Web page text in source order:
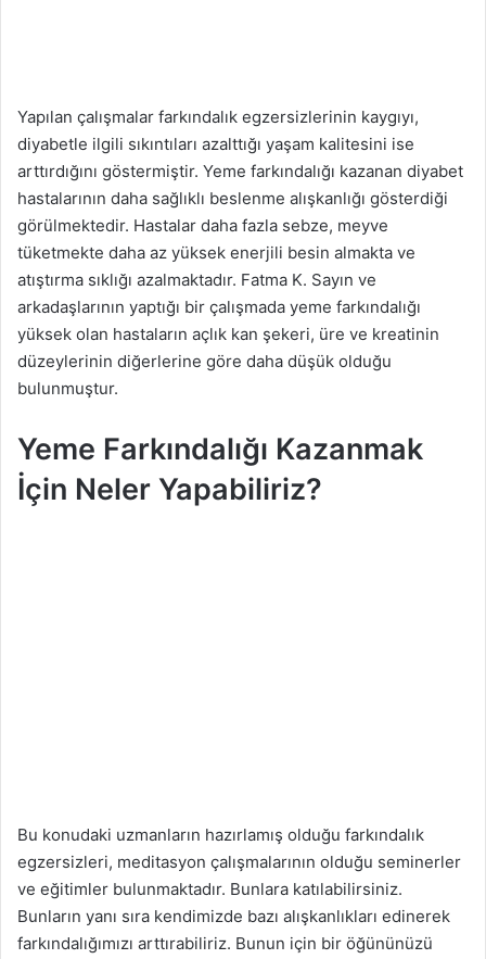
Yapılan çalışmalar farkındalık egzersizlerinin kaygıyı,
diyabetle ilgili sıkıntıları azalttığı yaşam kalitesini ise
arttırdığını göstermiştir. Yeme farkındalığı kazanan diyabet
hastalarının daha sağlıklı beslenme alışkanlığı gösterdiği
görülmektedir. Hastalar daha fazla sebze, meyve
tüketmekte daha az yüksek enerjili besin almakta ve
atıştırma sıklığı azalmaktadır. Fatma K. Sayın ve
arkadaşlarının yaptığı bir çalışmada yeme farkındalığı
yüksek olan hastaların açlık kan şekeri, üre ve kreatinin
düzeylerinin diğerlerine göre daha düşük olduğu
bulunmuştur.
Yeme Farkındalığı Kazanmak
İçin Neler Yapabiliriz?
Bu konudaki uzmanların hazırlamış olduğu farkındalık
egzersizleri, meditasyon çalışmalarının olduğu seminerler
ve eğitimler bulunmaktadır. Bunlara katılabilirsiniz.
Bunların yanı sıra kendimizde bazı alışkanlıkları edinerek
farkındalığımızı arttırabiliriz. Bunun için bir öğününüzü